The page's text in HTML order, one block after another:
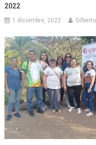
2022
1 diciembre, 2022